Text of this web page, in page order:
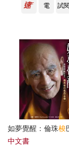
喬治．歐威
喬納．溫特
國開童媒
報恩(2)
春天出版社
河北少年
湖南文藝出
湖南美術
電
試
如夢覺醒：倫珠梭
中文書